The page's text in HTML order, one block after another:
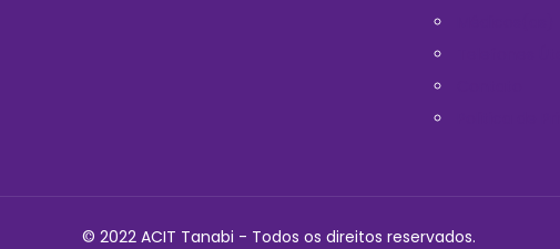
© 2022 ACIT Tanabi - Todos os direitos reservados.